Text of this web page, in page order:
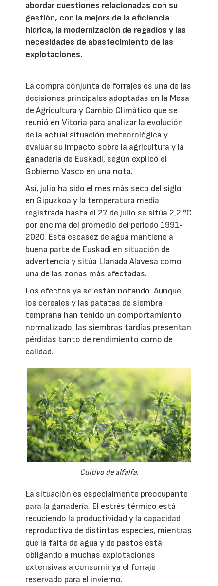
abordar cuestiones relacionadas con su
gestión, con la mejora de la eficiencia
hídrica, la modernización de regadíos y las
necesidades de abastecimiento de las
explotaciones.
La compra conjunta de forrajes es una de las
decisiones principales adoptadas en la Mesa
de Agricultura y Cambio Climático que se
reunió en Vitoria para analizar la evolución
de la actual situación meteorológica y
evaluar su impacto sobre la agricultura y la
ganadería de Euskadi, según explicó el
Gobierno Vasco en una nota.
Así, julio ha sido el mes más seco del siglo
en Gipuzkoa y la temperatura media
registrada hasta el 27 de julio se sitúa 2,2 °C
por encima del promedio del periodo 1991-
2020. Esta escasez de agua mantiene a
buena parte de Euskadi en situación de
advertencia y sitúa Llanada Alavesa como
una de las zonas más afectadas.
Los efectos ya se están notando. Aunque
los cereales y las patatas de siembra
temprana han tenido un comportamiento
normalizado, las siembras tardías presentan
pérdidas tanto de rendimiento como de
calidad.
Cultivo de alfalfa.
La situación es especialmente preocupante
para la ganadería. El estrés térmico está
reduciendo la productividad y la capacidad
reproductiva de distintas especies, mientras
que la falta de agua y de pastos está
obligando a muchas explotaciones
extensivas a consumir ya el forraje
reservado para el invierno.